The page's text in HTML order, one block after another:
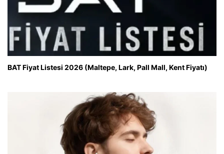
BAT Fiyat Listesi 2026 (Maltepe, Lark, Pall Mall, Kent Fiyatı)